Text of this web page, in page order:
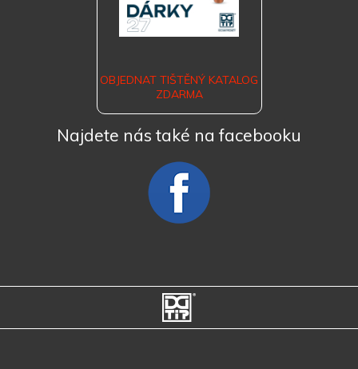
OBJEDNAT TIŠTĚNÝ KATALOG
ZDARMA
Najdete nás také na facebooku